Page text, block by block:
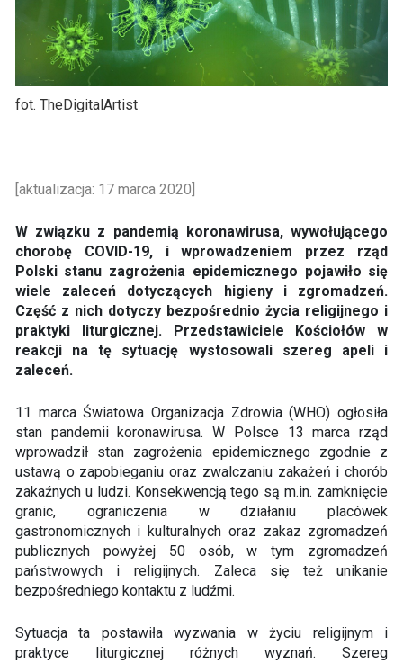
fot. TheDigitalArtist
[aktualizacja: 17 marca 2020]
W związku z pandemią koronawirusa, wywołującego
chorobę COVID-19, i wprowadzeniem przez rząd
Polski stanu zagrożenia epidemicznego pojawiło się
wiele zaleceń dotyczących higieny i zgromadzeń.
Część z nich dotyczy bezpośrednio życia religijnego i
praktyki liturgicznej. Przedstawiciele Kościołów w
reakcji na tę sytuację wystosowali szereg apeli i
zaleceń.
11 marca Światowa Organizacja Zdrowia (WHO) ogłosiła
stan pandemii koronawirusa. W Polsce 13 marca rząd
wprowadził stan zagrożenia epidemicznego zgodnie z
ustawą o zapobieganiu oraz zwalczaniu zakażeń i chorób
zakaźnych u ludzi. Konsekwencją tego są m.in. zamknięcie
granic, ograniczenia w działaniu placówek
gastronomicznych i kulturalnych oraz zakaz zgromadzeń
publicznych powyżej 50 osób, w tym zgromadzeń
państwowych i religijnych. Zaleca się też unikanie
bezpośredniego kontaktu z ludźmi.
Sytuacja ta postawiła wyzwania w życiu religijnym i
praktyce liturgicznej różnych wyznań. Szereg